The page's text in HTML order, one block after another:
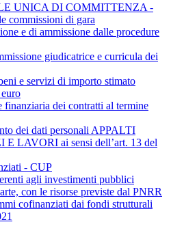
UNICA DI COMMITTENZA -
commissioni di gara
e di ammissione dalle procedure
giudicatrice e curricula dei
e servizi di importo stimato
finanziaria dei contratti al termine
dei dati personali APPALTI
LAVORI ai sensi dell’art. 13 del
- CUP
agli investimenti pubblici
con le risorse previste dal PNRR
cofinanziati dai fondi strutturali